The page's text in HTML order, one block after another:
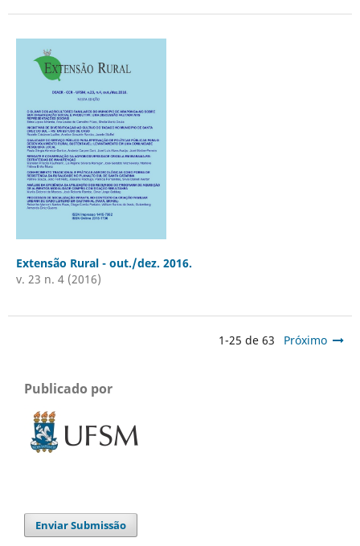
Extensão Rural - out./dez. 2016.
v. 23 n. 4 (2016)
1-25 de 63 Próximo
Publicado por
Enviar Submissão